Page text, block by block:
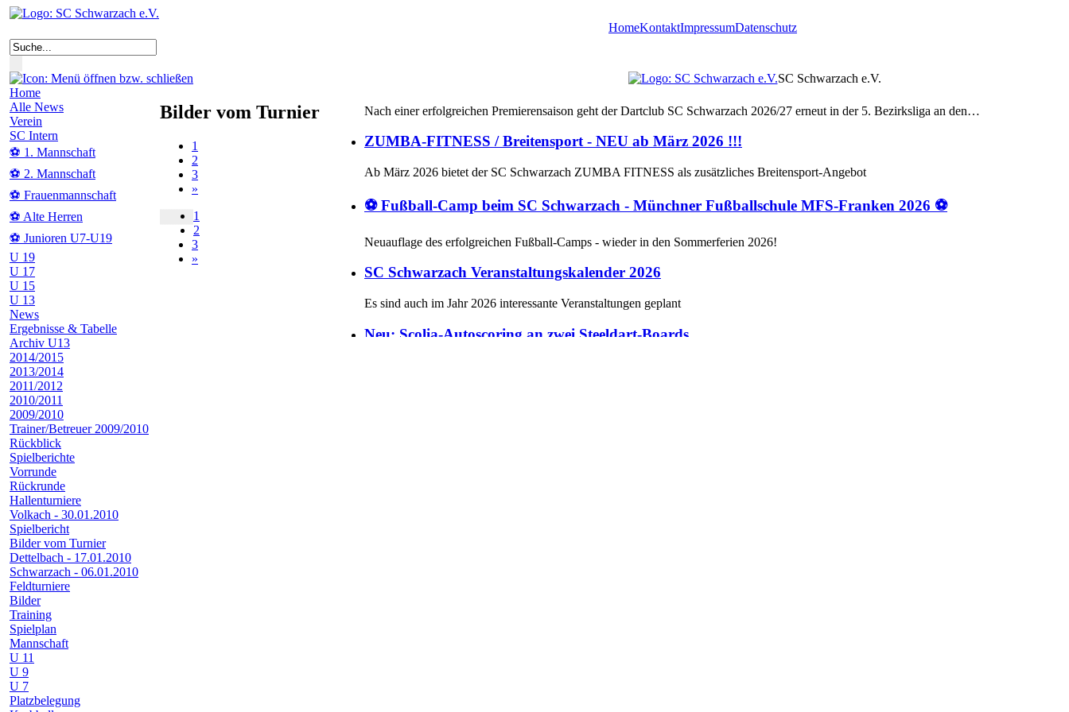
HomeKontaktImpressumDatenschutz
SC Schwarzach e.V.
Home
Alle News
Verein
SC Intern
⚽ 1. Mannschaft
⚽ 2. Mannschaft
⚽ Frauenmannschaft
⚽ Alte Herren
⚽ Junioren U7-U19
U 19
U 17
U 15
U 13
News
Ergebnisse & Tabelle
Archiv U13
2014/2015
2013/2014
2011/2012
2010/2011
2009/2010
Trainer/Betreuer 2009/2010
Rückblick
Spielberichte
Vorrunde
Rückrunde
Hallenturniere
Volkach - 30.01.2010
Spielbericht
Bilder vom Turnier
Dettelbach - 17.01.2010
Schwarzach - 06.01.2010
Feldturniere
Bilder
Training
Spielplan
Mannschaft
U 11
U 9
U 7
Platzbelegung
Bilder vom Turnier
1
2
3
»
1
2
3
»
Nach einer erfolgreichen Premierensaison geht der Dartclub SC Schwarzach 2026/27 erneut in der 5. Bezirksliga an den…
ZUMBA-FITNESS / Breitensport - NEU ab März 2026 !!!
Ab März 2026 bietet der SC Schwarzach ZUMBA FITNESS als zusätzliches Breitensport-Angebot
⚽ Fußball-Camp beim SC Schwarzach - Münchner Fußballschule MFS-Franken 2026 ⚽
SC Schwarzach Veranstaltungskalender 2026
Es sind auch im Jahr 2026 interessante Veranstaltungen geplant
Neu: Scolia-Autoscoring an zwei Steeldart-Boards